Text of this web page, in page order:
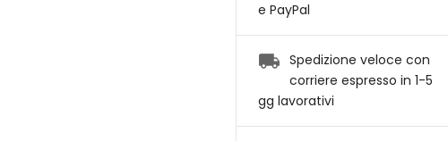
e PayPal
Spedizione veloce con
corriere espresso in 1-5
gg lavorativi